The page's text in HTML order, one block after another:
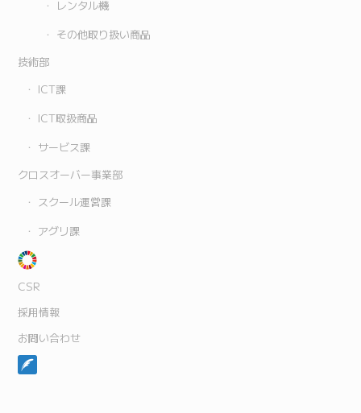
レンタル機
その他取り扱い商品
技術部
ICT課
ICT取扱商品
サービス課
クロスオーバー事業部
スクール運営課
アグリ課
CSR
採用情報
お問い合わせ